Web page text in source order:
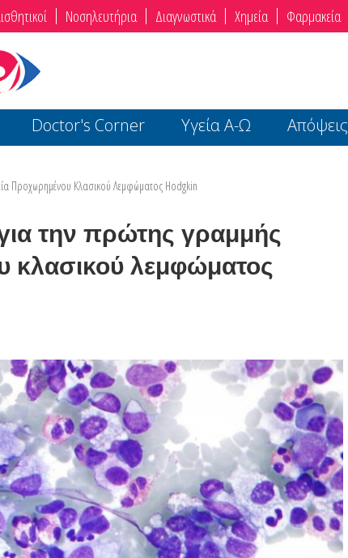
Νοσηλευτήρια Διαγνωστικά Χημεία Φαρμακεία
Doctor's Corner Υγεία Α-Ω Απόψεις
Προχωρημένου Κλασικού Λεμφώματος Hodgkin
την πρώτης γραμμής
κλασικού λεμφώματος